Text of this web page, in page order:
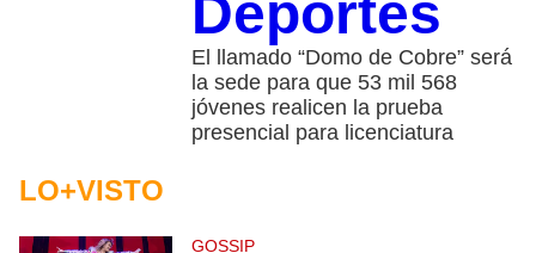
Deportes
El llamado “Domo de Cobre” será
la sede para que 53 mil 568
jóvenes realicen la prueba
presencial para licenciatura
LO+VISTO
GOSSIP